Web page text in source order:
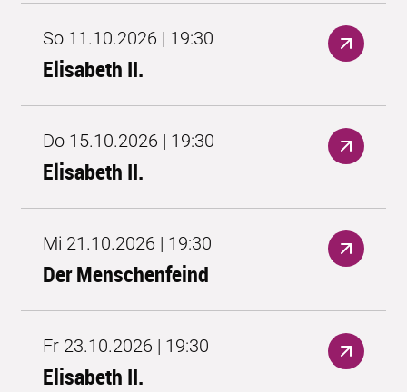
So 11.10.2026 | 19:30
Elisabeth II.
Do 15.10.2026 | 19:30
Elisabeth II.
Mi 21.10.2026 | 19:30
Der Menschenfeind
Fr 23.10.2026 | 19:30
Elisabeth II.